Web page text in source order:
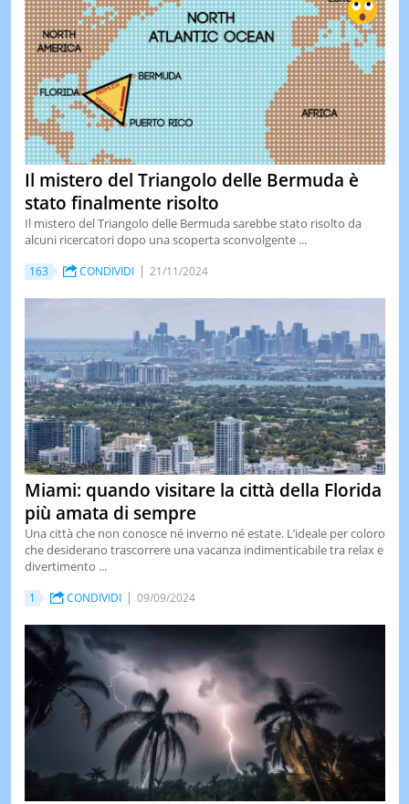
LE
DI
OGGI
LE
DI
IERI
Il mistero del Triangolo delle Bermuda è
stato finalmente risolto
Il mistero del Triangolo delle Bermuda sarebbe stato risolto da
alcuni ricercatori dopo una scoperta sconvolgente ...
163 CONDIVIDI 21/11/2024
Miami: quando visitare la città della Florida
più amata di sempre
Una città che non conosce né inverno né estate. L’ideale per coloro
che desiderano trascorrere una vacanza indimenticabile tra relax e
divertimento ...
1 CONDIVIDI 09/09/2024